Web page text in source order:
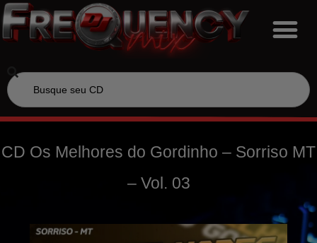
CD Os Melhores do Gordinho – Sorriso MT
– Vol. 03